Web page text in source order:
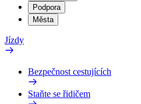
Podpora
Města
Jízdy
Bezpečnost cestujících
Staňte se řidičem